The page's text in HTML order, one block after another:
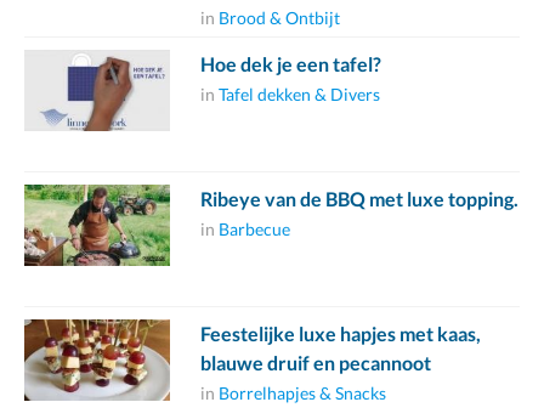
in Brood & Ontbijt
Hoe dek je een tafel?
in Tafel dekken & Divers
Ribeye van de BBQ met luxe topping.
in Barbecue
Feestelijke luxe hapjes met kaas,
blauwe druif en pecannoot
in Borrelhapjes & Snacks